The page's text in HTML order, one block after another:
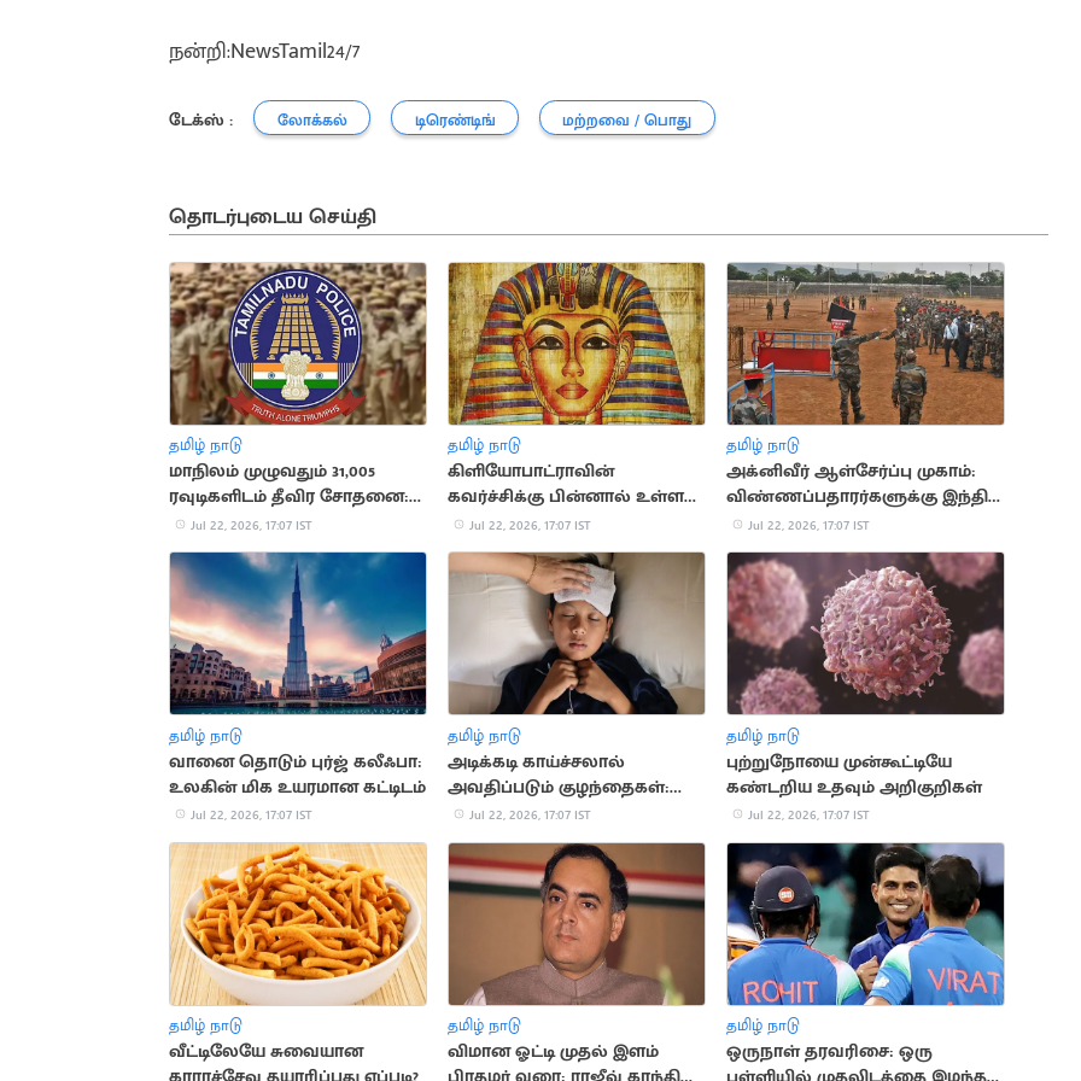
நன்றி:NewsTamil24/7
டேக்ஸ் : லோக்கல் டிரெண்டிங் மற்றவை / பொது
தொடர்புடைய செய்தி
தமிழ் நாடு
மாநிலம் முழுவதும் 31,005
ரவுடிகளிடம் தீவிர சோதனை:
காவல்துறை அறிக்கை
Jul 22, 2026, 17:07 IST
தமிழ் நாடு
கிளியோபாட்ராவின்
கவர்ச்சிக்கு பின்னால் உள்ள
சுவாரசியமான வரலாற்று
தகவல்கள்
Jul 22, 2026, 17:07 IST
தமிழ் நாடு
அக்னிவீர் ஆள்சேர்ப்பு முகாம்:
விண்ணப்பதாரர்களுக்கு இந்திய
ராணுவம் முக்கிய அறிவுறுத்தல்
Jul 22, 2026, 17:07 IST
தமிழ் நாடு
வானை தொடும் புர்ஜ் கலீஃபா:
உலகின் மிக உயரமான கட்டிடம்
Jul 22, 2026, 17:07 IST
தமிழ் நாடு
அடிக்கடி காய்ச்சலால்
அவதிப்படும் குழந்தைகள்:
முக்கிய காரணங்கள் இதோ
Jul 22, 2026, 17:07 IST
தமிழ் நாடு
புற்றுநோயை முன்கூட்டியே
கண்டறிய உதவும் அறிகுறிகள்
Jul 22, 2026, 17:07 IST
தமிழ் நாடு
வீட்டிலேயே சுவையான
தமிழ் நாடு
விமான ஓட்டி முதல் இளம்
தமிழ் நாடு
ஒருநாள் தரவரிசை: ஒரு